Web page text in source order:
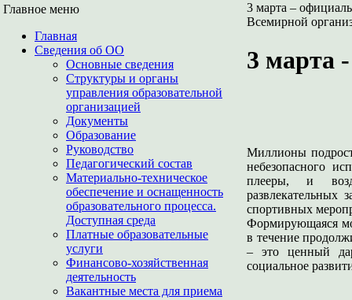
Главное меню
Главная
Сведения об ОО
Основные сведения
Структуры и органы
управления образовательной
организацией
Документы
Образование
Руководство
Педагогический состав
Материально-техническое
обеспечение и оснащенность
образовательного процесса.
Доступная среда
Платные образовательные
услуги
Финансово-хозяйственная
деятельность
Вакантные места для приема
3 марта –
Всемирной
3 марта
Миллионы
небезопасного
плееры, и
спортивных
Формирующаяся
в течение
– это ценный
социальное